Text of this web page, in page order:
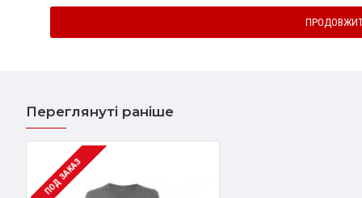
Переглянуті раніше
ПОД ЗАКАЗ